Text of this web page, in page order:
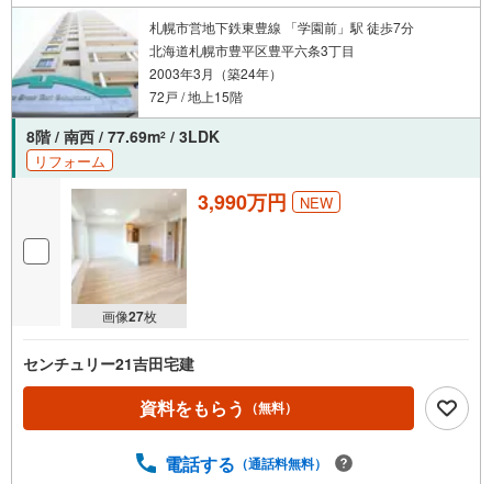
札幌市営地下鉄東豊線 「学園前」駅 徒歩7分
北海道札幌市豊平区豊平六条3丁目
2003年3月（築24年）
72戸 / 地上15階
8階 / 南西 / 77.69m2 / 3LDK
リフォーム
画像27枚
3,990万円 NEW
センチュリー21吉田宅建
資料をもらう （無料）
電話する （通話料無料）